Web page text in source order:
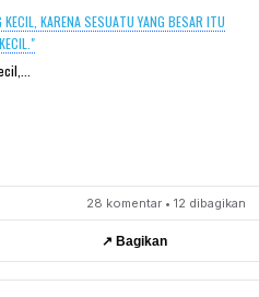
KECIL, KARENA SESUATU YANG BESAR ITU
28 komentar • 12 dibagikan
↗️ Bagikan